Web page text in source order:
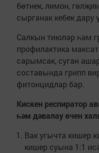
бөтнек, лимон,
сырганак кебек дару
Салкын тиюләр һәм
профилактика
сарымсак, суган
составында грипп
фитонцидлар бар.
Кискен респиратор
һәм дәвалау өчен
Вак угычта кишер
кишер суына 1:1